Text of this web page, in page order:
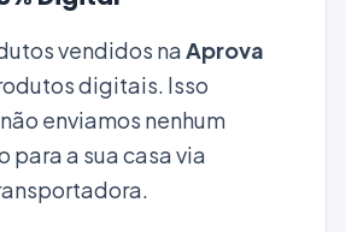
vendidos naAprova
digitais. Isso
enviamos nenhum
para a sua casa via